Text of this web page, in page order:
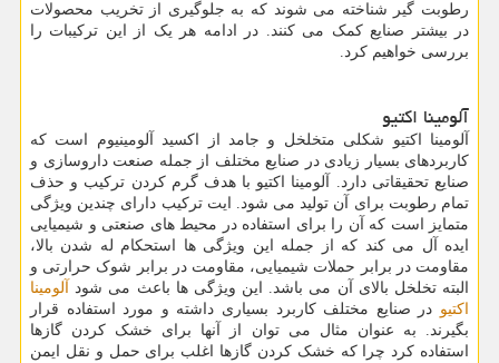
رطوبت ‌گیر شناخته می ‌شوند که به جلوگیری از تخریب محصولات
در بیشتر صنایع کمک می کنند. در ادامه هر یک از این ترکیبات را
بررسی خواهیم کرد.
آلومینا اکتیو
آلومینا اکتیو شکلی متخلخل و جامد از اکسید آلومینیوم است که
کاربردهای بسیار زیادی در صنایع مختلف از جمله صنعت داروسازی و
صنایع تحقیقاتی دارد. آلومینا اکتیو با هدف گرم کردن ترکیب و حذف
تمام رطوبت برای آن تولید می شود. ایت ترکیب دارای چندین ویژگی
متمایز است که آن را برای استفاده در محیط های صنعتی و شیمیایی
ایده آل می کند که از جمله این ویژگی ها استحکام له شدن بالا،
مقاومت در برابر حملات شیمیایی، مقاومت در برابر شوک حرارتی و
البته تخلخل بالای آن می باشد. این ویژگی ها باعث می شود
آلومینا
اکتیو در صنایع مختلف کاربرد بسیاری داشته و مورد استفاده قرار
بگیرند. به عنوان مثال می توان از آنها برای خشک کردن گازها
استفاده کرد چرا که خشک کردن گازها اغلب برای حمل و نقل ایمن